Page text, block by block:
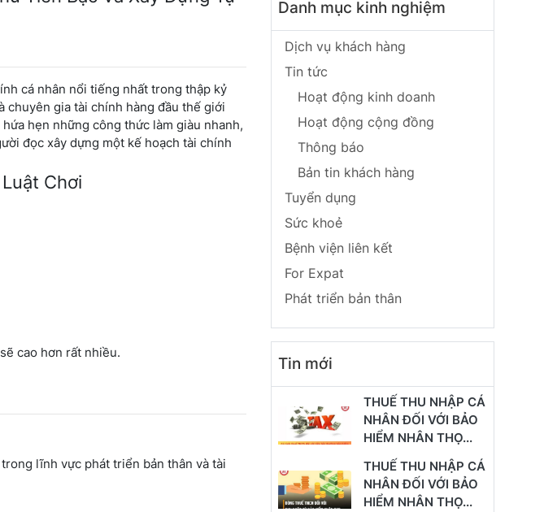
cá nhân nổi tiếng nhất trong thập kỷ
chuyên gia tài chính hàng đầu thế giới
hẹn những công thức làm giàu nhanh,
đọc xây dựng một kế hoạch tài chính
Chơi
cao hơn rất nhiều.
lĩnh vực phát triển bản thân và tài
Danh mục kinh nghiệm
Dịch vụ khách hàng
Tin tức
Hoạt động kinh doanh
Hoạt động cộng đồng
Thông báo
Bản tin khách hàng
Tuyển dụng
Sức khoẻ
Bệnh viện liên kết
For Expat
Phát triển bản thân
Tin mới
THUẾ THU NHẬP CÁ
NHÂN ĐỐI VỚI BẢO
HIỂM NHÂN THỌ...
THUẾ THU NHẬP CÁ
NHÂN ĐỐI VỚI BẢO
HIỂM NHÂN THỌ...